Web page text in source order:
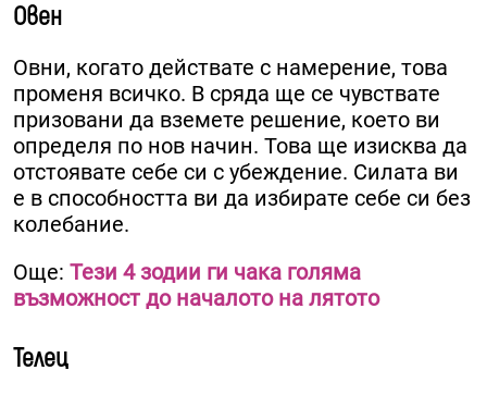
Овен
Овни, когато действате с намерение, това
променя всичко. В сряда ще се чувствате
призовани да вземете решение, което ви
определя по нов начин. Това ще изисква да
отстоявате себе си с убеждение. Силата ви
е в способността ви да избирате себе си без
колебание.
Още: Тези 4 зодии ги чака голяма
възможност до началото на лятото
Телец